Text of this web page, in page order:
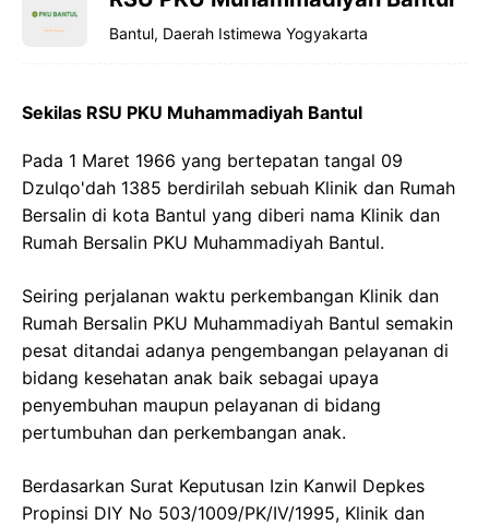
Bantul, Daerah Istimewa Yogyakarta
Sekilas RSU PKU Muhammadiyah Bantul
Pada 1 Maret 1966 yang bertepatan tangal 09
Dzulqo'dah 1385 berdirilah sebuah Klinik dan Rumah
Bersalin di kota Bantul yang diberi nama Klinik dan
Rumah Bersalin PKU Muhammadiyah Bantul.
Seiring perjalanan waktu perkembangan Klinik dan
Rumah Bersalin PKU Muhammadiyah Bantul semakin
pesat ditandai adanya pengembangan pelayanan di
bidang kesehatan anak baik sebagai upaya
penyembuhan maupun pelayanan di bidang
pertumbuhan dan perkembangan anak.
Berdasarkan Surat Keputusan Izin Kanwil Depkes
Propinsi DIY No 503/1009/PK/IV/1995, Klinik dan